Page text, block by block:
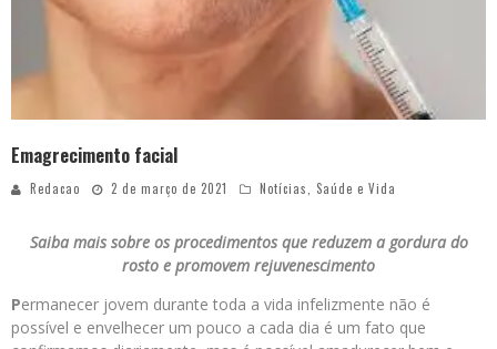
Emagrecimento facial
Redacao 2 de março de 2021 Notícias Saúde e Vida
Saiba mais sobre os procedimentos que reduzem a gordura do
rosto e promovem rejuvenescimento
Permanecer jovem durante toda a vida infelizmente não é
possível e envelhecer um pouco a cada dia é um fato que